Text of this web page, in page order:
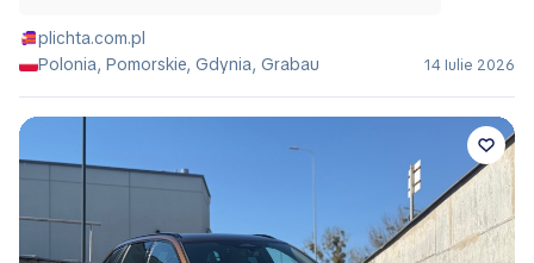
plichta.com.pl
Polonia, Pomorskie, Gdynia, Grabau
14 Iulie 2026